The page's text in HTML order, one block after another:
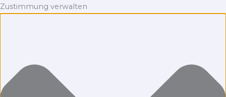
Zustimmung verwalten